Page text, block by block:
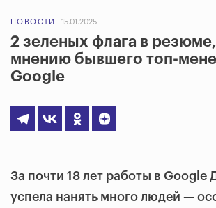
НОВОСТИ 15.01.2025
2 зеленых флага в
мнению бывшего топ-
Google
За почти 18 лет работы в Google
успела нанять много людей —